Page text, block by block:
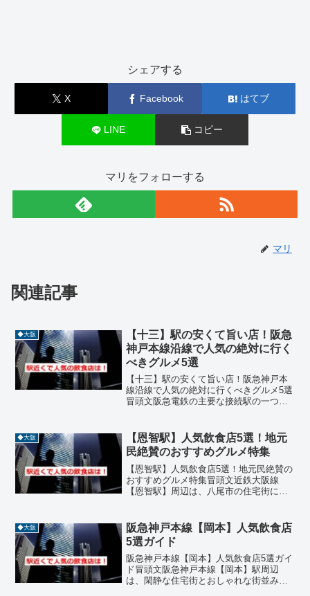
シェアする
X Facebook はてブ
LINE コピー
マリをフォローする
マリ
関連記事
◆大阪
【十三】駅の安くて旨い店！阪急
神戸本線沿線で人気の絶対に行く
べきグルメ5選
【十三】駅の安くて旨い店！阪急神戸本
線沿線で人気の絶対に行くべきグルメ5選
冒頭文阪急電鉄の主要な接続駅の一つで
常に活気あふれる街です。駅周辺には、
昔ながらの飲屋街や...
◆大阪
【恩智駅】人気飲食店5選！地元
民絶賛のおすすめグルメ特集
【恩智駅】人気飲食店5選！地元民絶賛の
おすすめグルメ特集冒頭文近鉄大阪線
【恩智駅】周辺は、八尾市の住宅街に位
圏内には、ラーメン、しゃぶしゃぶ、寿
司、和食、居酒屋などジャ...
◆大阪
阪急神戸本線【岡本】人気飲食店
5選ガイド
阪急神戸本線【岡本】人気飲食店5選ガイ
ド冒頭文阪急神戸本線【岡本】駅周辺
は、閑静な住宅街とおしゃれな街並みが